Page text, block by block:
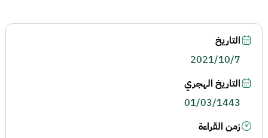
التاريخ
2021/10/7
التاريخ الهجري
01/03/1443
زمن القراءة